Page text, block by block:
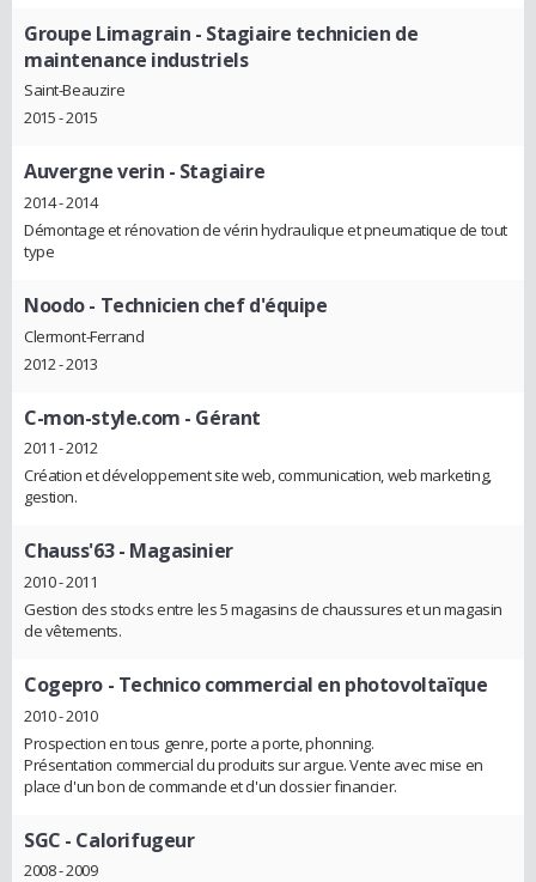
Groupe Limagrain - Stagiaire technicien de
maintenance industriels
Saint-Beauzire
2015 - 2015
Auvergne verin - Stagiaire
2014 - 2014
Démontage et rénovation de vérin hydraulique et pneumatique de tout
type
Noodo- Technicien chef d'équipe
Clermont-Ferrand
2012 - 2013
C-mon-style.com - Gérant
2011 - 2012
Création et développement site web, communication, web marketing,
gestion.
Chauss'63- Magasinier
2010 - 2011
Gestion des stocks entre les 5 magasins de chaussures et un magasin
de vêtements.
Cogepro - Technico commercial en photovoltaïque
2010 - 2010
Prospection en tous genre, porte a porte, phonning.
Présentation commercial du produits sur argue. Vente avec mise en
place d'un bon de commande et d'un dossier financier.
SGC - Calorifugeur
2008 - 2009